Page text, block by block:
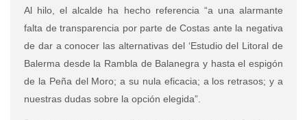
Al hilo, el alcalde ha hecho referencia “a una alarmante
falta de transparencia por parte de Costas ante la negativa
de dar a conocer las alternativas del ‘Estudio del Litoral de
Balerma desde la Rambla de Balanegra y hasta el espigón
de la Peña del Moro; a su nula eficacia; a los retrasos; y a
nuestras dudas sobre la opción elegida”.